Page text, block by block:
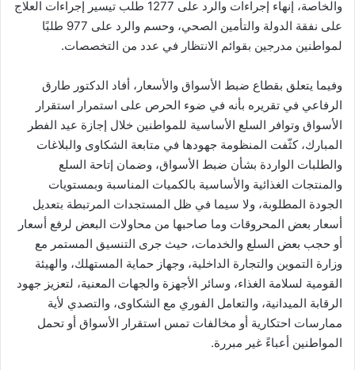
والخاصة، إنهاء إجراءات والرد على 1277 طلب تيسير إجراءات العلاج
على نفقة الدولة والتأمين الصحي، وحسم والرد على 977 طلبًا
لمواطنين مدرجين بقوائم الانتظار في عدد من التخصصات.
وفيما يتعلق بقطاع ضبط الأسواق والأسعار، أفاد الدكتور طارق
الرفاعي في تقريره بأنه في ضوء الحرص على استمرار استقرار
الأسواق وتوافر السلع الأساسية للمواطنين خلال إجازة عيد الفطر
المبارك، كثّفت المنظومة جهودها في متابعة الشكاوى والبلاغات
والطلبات الواردة بشأن ضبط الأسواق، وضمان إتاحة السلع
والمنتجات الغذائية والأساسية بالكميات المناسبة وبمستويات
الجودة المطلوبة، ولا سيما في ظل المستجدات المرتبطة بتعديل
أسعار بعض المحروقات وما صاحبها من محاولات البعض لرفع أسعار
أو حجب بعض السلع والخدمات، حيث جرى التنسيق المستمر مع
وزارة التموين والتجارة الداخلية، وجهاز حماية المستهلك، والهيئة
القومية لسلامة الغذاء، وسائر الأجهزة والجهات المعنية، لتعزيز جهود
الرقابة الميدانية، والتعامل الفوري مع الشكاوى، والتصدي لأية
ممارسات احتكارية أو مخالفات تمس استقرار الأسواق أو تحمل
المواطنين أعباءً غير مبررة.